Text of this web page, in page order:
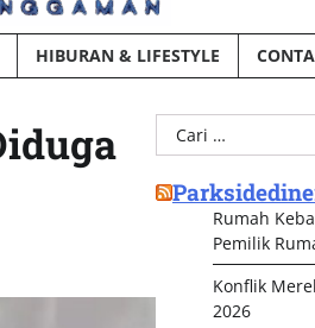
HIBURAN & LIFESTYLE
Cari
untuk:
Rumah
Pemilik
Konflik
2026